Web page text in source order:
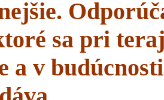
sa pri
a v